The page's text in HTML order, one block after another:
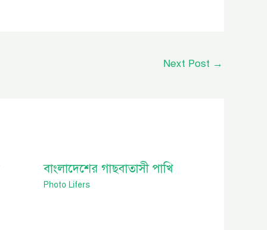
Next Post →
বাংলাদেশের গাছবাতাসী পাখি
Photo Lifers